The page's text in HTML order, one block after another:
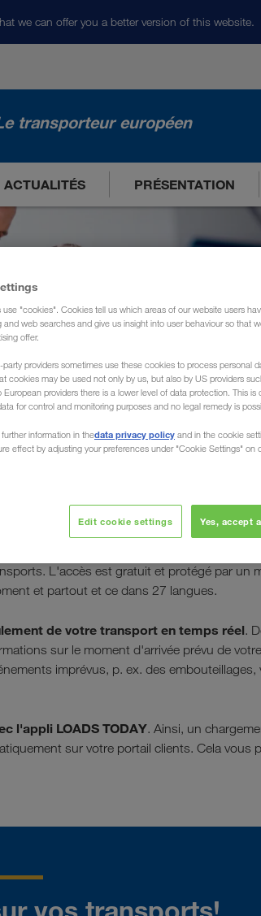
we can offer you a better version of this website.
transporteur européen
ACTUALITÉS PRÉSENTATION
propre à l'entreprise
L'accès est gratuit et protégé par un
et partout et ce dans 27 langues.
de votre transport en temps réel.
sur le moment d'arrivée prévu de votre
imprévus, p. ex. des embouteillages,
l'appli LOADS TODAY. Ainsi, un
sur votre portail clients. Cela vous
use "cookies". Cookies tell us which areas of our website users
and web searches and give us insight into user behaviour so that
offer.
party providers sometimes use these cookies to process personal
cookies may be used not only by us, but also by US providers
European providers there is a lower level of data protection. This
for control and monitoring purposes and no legal remedy is
information in thedata privacy policy and in the cookie
effect by adjusting your preferences under "Cookie Settings" on
Edit cookie settings Yes, accept